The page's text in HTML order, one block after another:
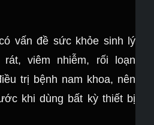
vấn đề sức khỏe sinh lý
rát, viêm nhiễm, rối loạn
trị bệnh nam khoa, nên
khi dùng bất kỳ thiết bị